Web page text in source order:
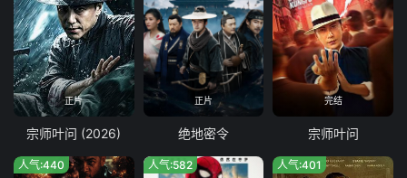
正片
宗师叶问 (2026)
正片
绝地密令
完结
宗师叶问
人气:440 人气:582 人气:401